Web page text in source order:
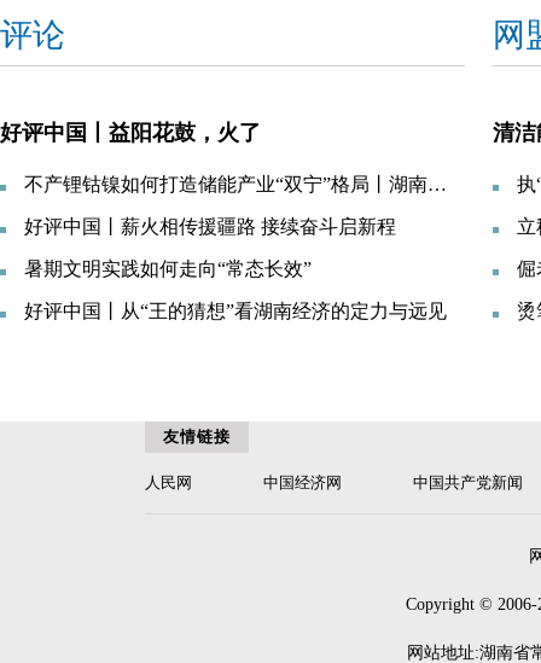
评论
好评中国丨益阳花鼓，火了
不产锂钴镍如何打造储能产业“双宁”格局丨湖南经济微观察⑤
好评中国丨薪火相传援疆路 接续奋斗启新程
暑期文明实践如何走向“常态长效”
好评中国丨从“王的猜想”看湖南经济的定力与远见
网
倔
烫
友情链接
人民网 中国经济网 中国共产党新闻
Copyright © 2006-
网站地址:湖南省